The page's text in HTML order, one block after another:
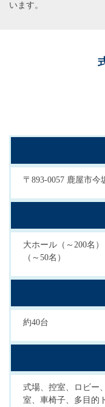
います。
〒893-0057 鹿屋市今
大ホール（～200名
（～50名）
約40台
式場、控室、ロビー
室、車椅子、多目的